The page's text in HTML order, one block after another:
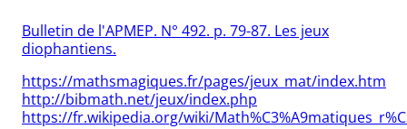
Bulletin de l'APMEP. N° 492. p. 79-87. Les jeux
diophantiens.
https://mathsmagiques.fr/pages/jeux_mat/index.htm
http://bibmath.net/jeux/index.php
https://fr.wikipedia.org/wiki/